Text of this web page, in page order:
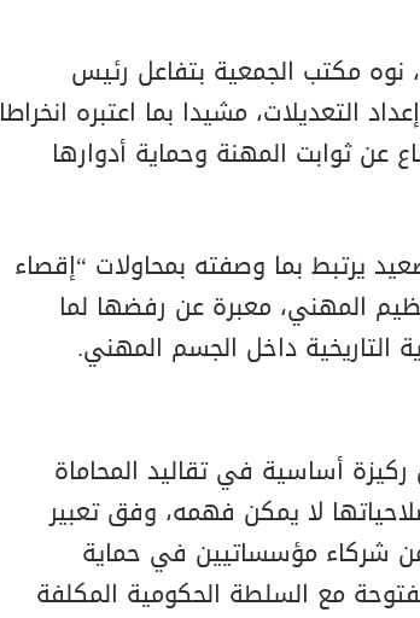
نوه مكتب الجمعية بتفاعل رئيس
التعديلات، مشيدا بما اعتبره انخراطا
عن ثوابت المهنة وحماية أدوارها
يرتبط بما وصفته بمحاولات “إقصاء
المهني، معبرة عن رفضها لما
التاريخية داخل الجسم المهني.
أساسية في تقاليد المحاماة
لا يمكن فهمه، وفق تعبير
من شركاء مؤسساتيين في حماية
مع السلطة الحكومية المكلفة